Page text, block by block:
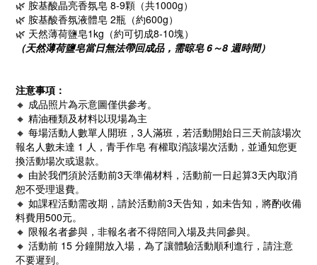
🌿 胺基酸晶亮香氛皂 8-9顆（共1000g）
🌿 胺基酸香氛液體皂 2瓶（約600g）
🌿 天然薄荷鹽皂1kg（約可切成8-10塊）
（天然薄荷鹽皂當日無法帶回成品，需晾皂 6～8 週時間）
注意事項：
🔸 成品照片為示意圖僅供參考。
🔸 精油種類及材料以現場為主
🔸 每場活動人數單人開班，3人滿班，若活動開始日三天前該場次
報名人數未達 1 人，青手作皂 有權取消該場次活動，並通知您更
換活動場次或退款。
🔸 由於我們須於活動前3天準備材料，活動前一日起算3天內取消
恕不受理退費。
🔸 如課程活動需改期，請於活動前3天告知，如未告知，將酌收備
料費用500元。
🔸 限報名者參與，非報名者不得陪同入場及共同參與。
🔸 活動前 15 分鐘開放入場，為了讓體驗活動順利進行，請注意
不要遲到。